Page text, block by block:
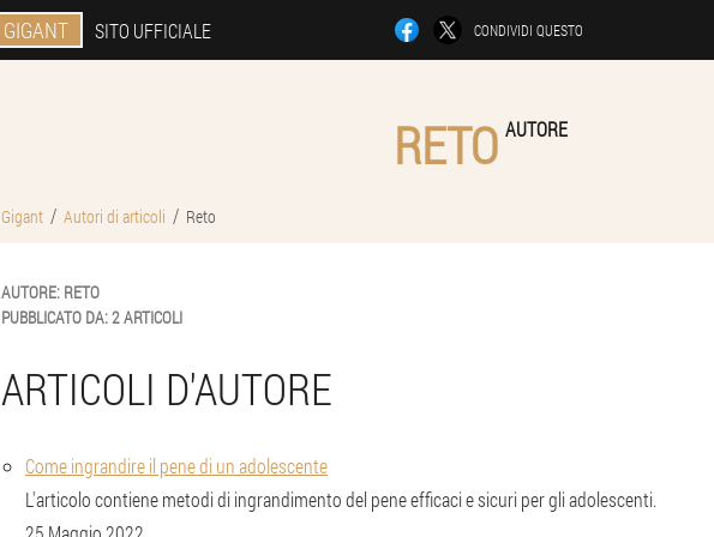
GIGANT SITO UFFICIALE CONDIVIDI QUESTO
RETO AUTORE
Gigant Autori di articoli Reto
AUTORE: RETO
PUBBLICATO DA:2 ARTICOLI
ARTICOLI D'AUTORE
Come ingrandire il pene di un adolescente
L'articolo contiene metodi di ingrandimento del pene efficaci e sicuri per gli adolescenti.